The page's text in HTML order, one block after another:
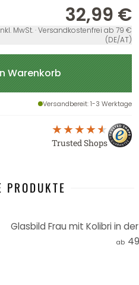
32,99 €
MwSt. · Versandkostenfrei ab 79 €
(DE/AT)
Warenkorb
Versandbereit: 1-3 Werktage
Trusted Shops
Glasbild Frau mit Kolibri in
ab